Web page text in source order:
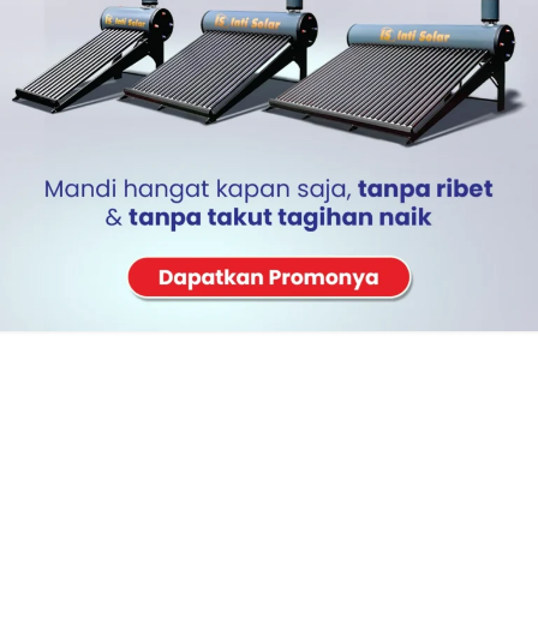
ARTIKEL
Manfaat Water Heater untuk Rumah dan
Perawatan Tanaman Hias
Solar water heater, atau pemanas air tenaga surya,
tidak hanya menjadi solusi ramah lingkungan untuk
Continue reading